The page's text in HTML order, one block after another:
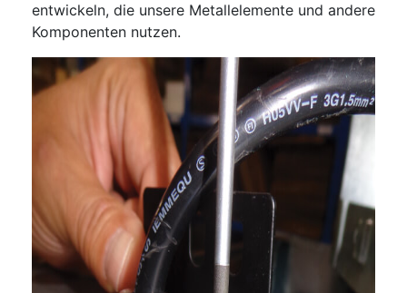
entwickeln, die unsere Metallelemente und andere
Komponenten nutzen.